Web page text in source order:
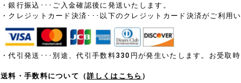
・銀行振込･･･ご入金確認後に発送いたします。
・クレジットカード決済･･･以下のクレジットカード決済がご利用い
・代引発送･･･別途、代引手数料330円が発生いたします。お受取
送料・手数料について（詳しくはこちら ）